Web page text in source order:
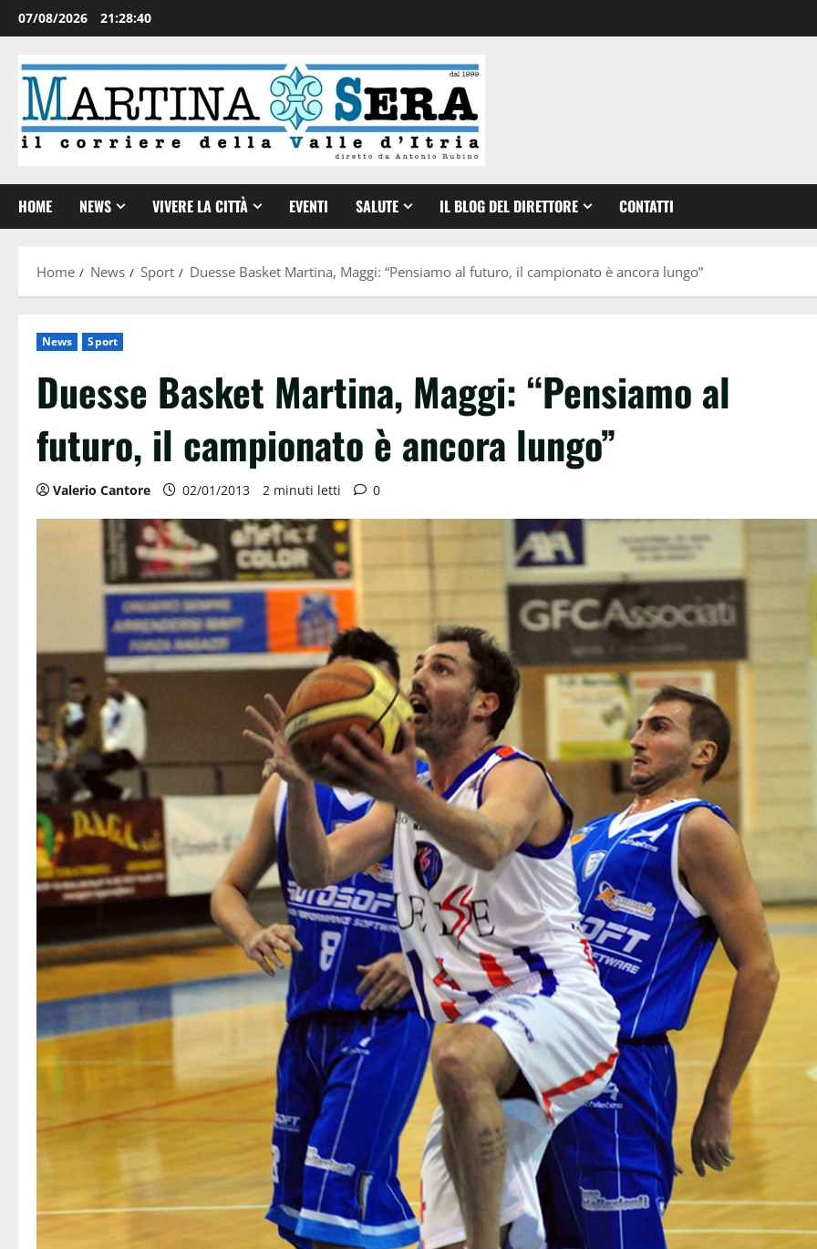
07/08/2026 21:28:41
HOME NEWS VIVERE LA CITTÀ EVENTI SALUTE IL BLOG DEL DIRETTORE CONTATTI
Home News Sport Duesse Basket Martina, Maggi: “Pensiamo al futuro, il campionato è ancora lungo”
News Sport
Duesse Basket Martina, Maggi: “Pensiamo al
futuro, il campionato è ancora lungo”
Valerio Cantore 02/01/2013 2 minuti letti 0